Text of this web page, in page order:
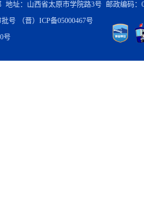
地址：山西省太原市学院路3号 邮政编码：
号 （晋）ICP备05000467号
号